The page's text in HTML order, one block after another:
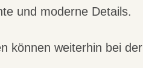
und moderne Details.
können weiterhin bei der